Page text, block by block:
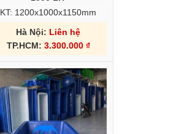
KT: 1200x1000x1150mm
Hà Nội: Liên hệ
TP.HCM: 3.300.000 ₫